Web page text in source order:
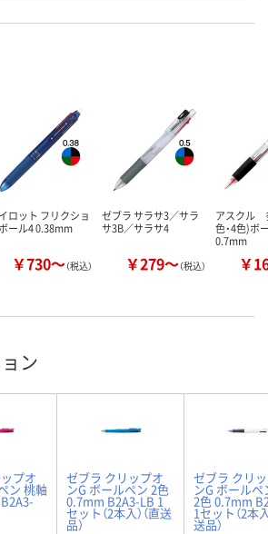
ロット フリクショ
ール4 0.38mm
￥730～（税込）
ゼブラ サラサ3／サラ
サ3B／サラサ4
￥279～（税込）
アスクル
色・4色)
0.7mm
￥
ン
プオ
ン 桃軸
ゼブラ クリップオ
ンG ボールペン 2色
0.7mm B2A3-LB 1
セット（2本入）（直送
品）
ゼブラ クリ
ンG ボールペ
2色 0.7mm
1セット（2本入
送品）